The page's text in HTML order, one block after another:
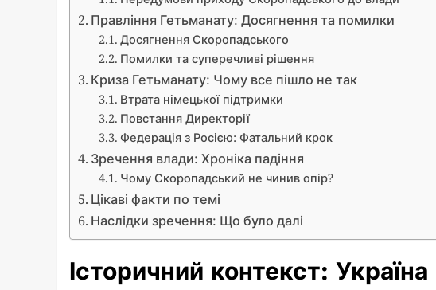
Правління Гетьманату: Досягнення та помилки
Досягнення Скоропадського
Помилки та суперечливі рішення
Криза Гетьманату: Чому все пішло не так
Втрата німецької підтримки
Повстання Директорії
Федерація з Росією: Фатальний крок
Зречення влади: Хроніка падіння
Чому Скоропадський не чинив опір?
Цікаві факти по темі
Наслідки зречення: Що було далі
Історичний контекст: